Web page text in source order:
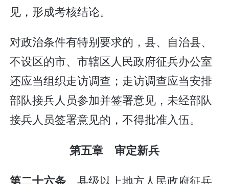
见，形成考核结论。
对政治条件有特别要求的，县、自治县、
不设区的市、市辖区人民政府征兵办公室
还应当组织走访调查；走访调查应当安排
部队接兵人员参加并签署意见，未经部队
接兵人员签署意见的，不得批准入伍。
第五章 审定新兵
县级以上地方人民政府征兵